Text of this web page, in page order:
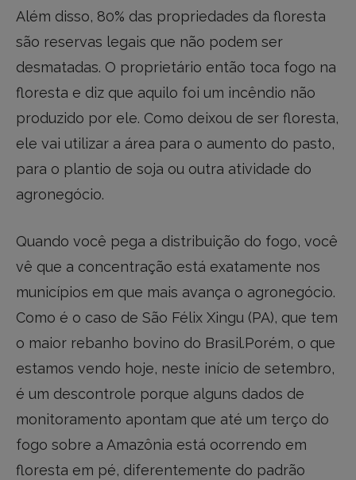
Além disso, 80% das propriedades da floresta
são reservas legais que não podem ser
desmatadas. O proprietário então toca fogo na
floresta e diz que aquilo foi um incêndio não
produzido por ele. Como deixou de ser floresta,
ele vai utilizar a área para o aumento do pasto,
para o plantio de soja ou outra atividade do
agronegócio.
Quando você pega a distribuição do fogo, você
vê que a concentração está exatamente nos
municípios em que mais avança o agronegócio.
Como é o caso de São Félix Xingu (PA), que tem
o maior rebanho bovino do Brasil.Porém, o que
estamos vendo hoje, neste início de setembro,
é um descontrole porque alguns dados de
monitoramento apontam que até um terço do
fogo sobre a Amazônia está ocorrendo em
floresta em pé, diferentemente do padrão